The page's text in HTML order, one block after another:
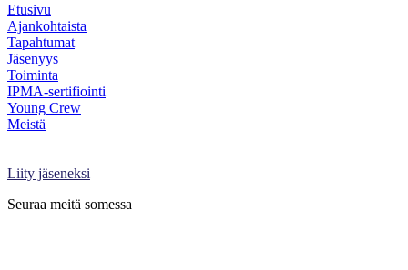
Etusivu
Ajankohtaista
Tapahtumat
Jäsenyys
Toiminta
IPMA-sertifiointi
Young Crew
Meistä
Liity jäseneksi
Seuraa meitä somessa